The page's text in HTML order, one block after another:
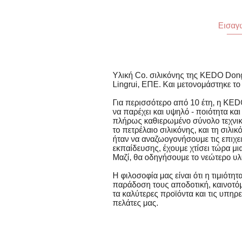
Υλική Co. σιλικόνης της KEDO
Lingrui, ΕΠΕ. Και μετονομάστηκε
Για περισσότερο από 10 έτη, η
να παρέχει και υψηλό - ποιότητα
πλήρως καθιερωμένο σύνολο
το πετρέλαιο σιλικόνης, και τη
ήταν να αναζωογονήσουμε τις
εκπαίδευσης, έχουμε χτίσει τώρα
Μαζί, θα οδηγήσουμε το νεώτερο
Η φιλοσοφία μας είναι ότι η
παράδοση τους αποδοτική,
τα καλύτερες προϊόντα και τις
πελάτες μας.